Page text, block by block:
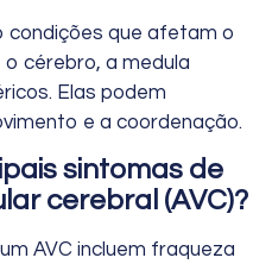
condições que afetam o
cérebro, a medula
Elas podem
e a coordenação.
sintomas de
cerebral (AVC)?
AVC incluem fraqueza